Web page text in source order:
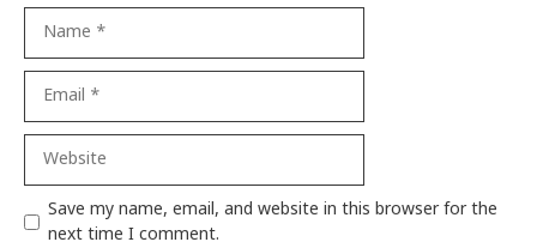
Website
Save my name, email, and website in this browser for the
next time I comment.